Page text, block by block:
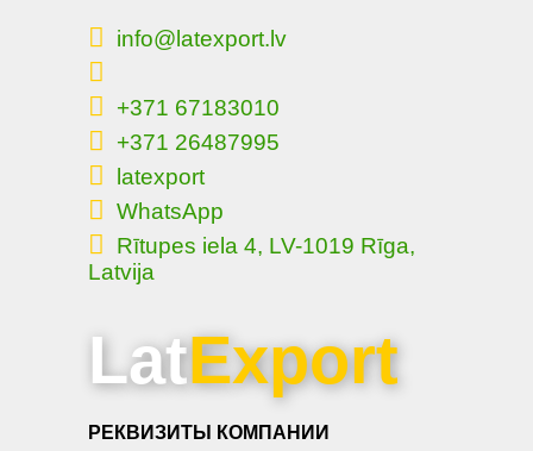
info@latexport.lv
+371 67183010
+371 26487995
latexport
WhatsApp
Rītupes iela 4, LV-1019 Rīga,
Latvija
LatExport
РЕКВИЗИТЫ КОМПАНИИ